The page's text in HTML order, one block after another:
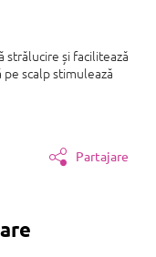
strălucire și facilitează
scalp stimulează
Partajare